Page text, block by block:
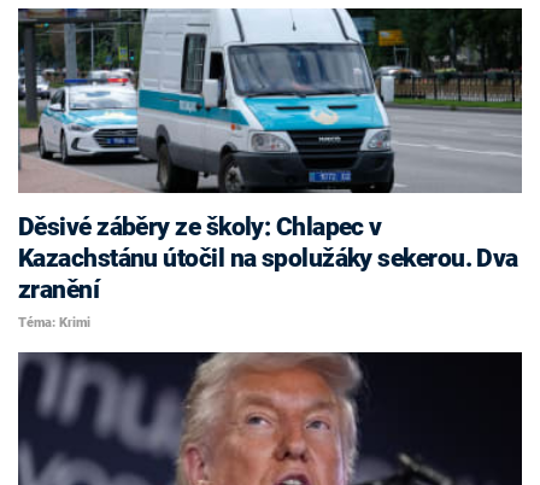
Děsivé záběry ze školy: Chlapec v
Kazachstánu útočil na spolužáky sekerou. Dva
zranění
Téma: Krimi